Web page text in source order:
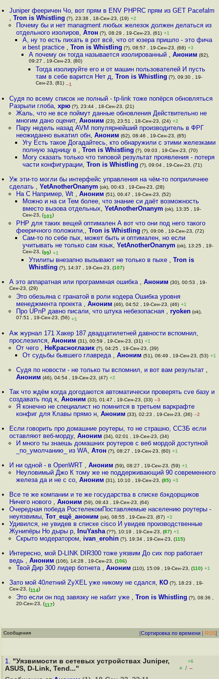
Juniper фееричен Чо, вот прям в ENV PHPRC прям из GET Pacefalm
,Tron is Whistling (?), 23:38 , 18-Сен-23, (19) +2
Почему бы и нет managment любых железок должен делаться из
отдельного изолиров, Атон (?), 08:29 , 19-Сен-23, (61) +1
А, ну то есть пихать в рот всё, что от юзера пришло - это фича
и best practice , Tron is Whistling (?), 08:57 , 19-Сен-23, (68) +3
А почему он тогда называется изолированный ,Аноним (82),
09:27 , 19-Сен-23, (80)
Тогда изолируйте его и от машин пользователей И пусть
там в себе варится Нет д, Tron is Whistling (?), 09:30 , 19-
Сен-23, (81) –1
Судя по всему список не полный - tp-link тоже попёрся обновляться
Разрыли глоба,хрю (?), 23:44 , 18-Сен-23, (21)
Жаль, что не все поймут данные обновления Действительно не
многим дано оценит, Аноним (23), 23:51 , 18-Сен-23, (24) +2
Пару недель назад AVM популярнейший производитель в ФРГ
неожиданно выкатил обн, Аноним (62), 08:46 , 19-Сен-23, (65)
Угу Есть такое Догадайтесь, кто обнаружили с этими железками
полную задницу в , Tron is Whistling (?), 09:03 , 19-Сен-23, (70)
Могу сказать только что типовой результат проявления - потеря
части конфигурации, Tron is Whistling (?), 09:04 , 19-Сен-23, (71)
Уж эти-то могли бы интерфейс управления на чём-то поприличнее
сделать ,YetAnotherOnanym (ok), 00:43 , 19-Сен-23, (28)
На С Например, Wt , Аноним (51), 06:47 , 19-Сен-23, (52)
Можно и на си Тем более, что знание си даёт возможность
вместо вызова отдельных, YetAnotherOnanym (ok), 13:35 , 19-
Сен-23, (101)
PHP для таких вещей оптимален А вот что они под него такого
фееричного положили,, Tron is Whistling (?), 09:06 , 19-Сен-23, (72)
Сам-то по себе пых, может быть и оптимален, но если
учитывать не только сам язык, YetAnotherOnanym (ok), 13:25 , 19-
Сен-23, (99) +1
Утилиты внезапно вызывают не только в пыхе ,Tron is
Whistling (?), 14:37 , 19-Сен-23, (107)
А это аппаратная или программная ошибка ,Аноним (30), 00:53 , 19-
Сен-23, (29)
Это обезьяна с гранатой в роли кодера Ошибка уровня
менеджмента проекта , Аноним (46), 04:52 , 19-Сен-23, (46) +1
Про UPnP давно писали, что штука небезопасная , ryoken(ok),
07:51 , 19-Сен-23, (56) +1
Аж журнал 171 Хакер 187 двадцатилетней давности вспомнил,
прослезился,Аноним (31), 00:59 , 19-Сен-23, (31) +1
От чего , НеКрасноглазик(?), 04:25 , 19-Сен-23, (39)
От судьбы бывшего главреда , Аноним (51), 06:49 , 19-Сен-23, (53) +1
Судя по новости - не только ты вспомнил, и вот вам результат ,
Аноним (46), 04:54 , 19-Сен-23, (47) +2
Так что ждём когда догодаются автоматически проверять cve базу и
создавать под к,Аноним (33), 01:47 , 19-Сен-23, (33) –3
Я конечно не специалист но помнится в третьем варкрафте
конфиг для Клавы прямо н, Аноним (33), 02:23 , 19-Сен-23, (36) –2
Если говорить про домашние роутеры, то не страшно, ССЗБ если
оставляют веб-морду,Аноним (34), 02:01 , 19-Сен-23, (34)
И много ты знаешь домашних роутеров с веб мордой доступной
_по_умолчанию_ из WA, Атон (?), 08:27 , 19-Сен-23, (60) +1
И ни одной - в OpenWRT ,Аноним (59), 08:27 , 19-Сен-23, (59) +1
Неуловимый Джо К тому же не поддерживающий 90 современного
железа да и не с со, Аноним (31), 10:10 , 19-Сен-23, (85) +3
Все те же компании и те же государства в списке бэкдорщиков
Ничего нового ,Аноним (59), 08:43 , 19-Сен-23, (64)
Очередная победа РостелекомПоставляемые населению роутеры -
неуязвимы,Тот_ещё_аноним (ok), 08:55 , 19-Сен-23, (67) +2
Удивился, не увидев в списке cisco И увидев производственные
Жунипёры Но дыры р, InuYasha (??), 10:19 , 19-Сен-23, (87) +1
Скрыто модератором, ivan_erohin(?), 19:34 , 19-Сен-23, (115)
Интересно, мой D-LINK DIR300 тоже уязвим До сих пор работает
ведь ,Аноним (106), 14:28 , 19-Сен-23, (106)
Твой Дир 300 лидер ботнета , Аноним (110), 15:09 , 19-Сен-23, (110) +1
Зато мой 40летний ZyXEL уже никому не сдался, КО (?), 18:23 , 19-
Сен-23, (114)
Это если он под завязку не набит уже , Tron is Whistling (?), 08:36 ,
20-Сен-23, (117)
Сообщения [Сортировка по времени | RSS]
1. "Уязвимости в сетевых устройствах Juniper,
ASUS, D-Link, Tend..."
+6
+ / –